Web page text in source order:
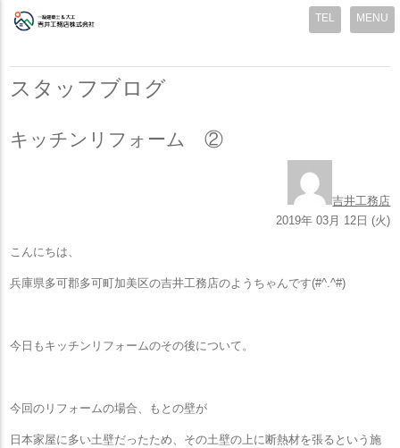
MENU
スタッフブログ
キッチンリフォーム ②
吉井工務店
2019年 03月 12日 (火)
こんにちは、
兵庫県多可郡多可町加美区の吉井工務店のようちゃんです(#^.^#)
今日もキッチンリフォームのその後について。
今回のリフォームの場合、もとの壁が
日本家屋に多い土壁だったため、その土壁の上に断熱材を張るという施